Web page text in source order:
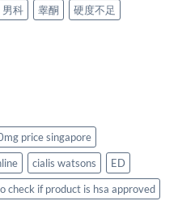
男科 睾酮
硬度不足
price singapore
cialis watsons
ED
check if product is hsa approved